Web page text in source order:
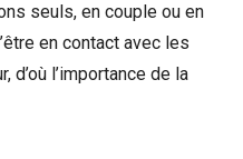
seuls, en couple ou en
en contact avec les
d’où l’importance de la